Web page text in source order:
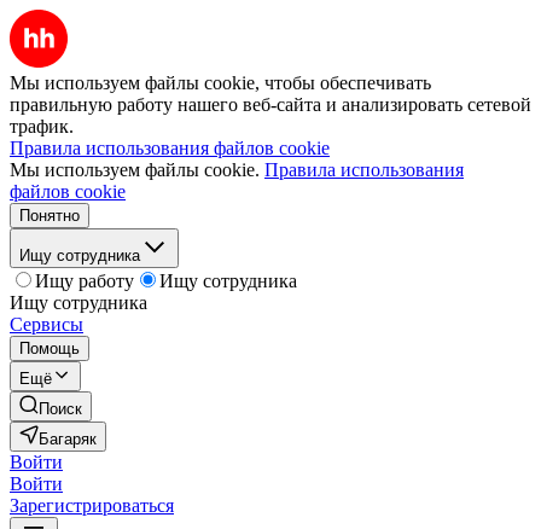
Мы используем файлы cookie, чтобы обеспечивать
правильную работу нашего веб-сайта и анализировать сетевой
трафик.
Правила использования файлов cookie
Мы используем файлы cookie. Правила использования
файлов cookie
Понятно
Ищу сотрудника
Ищу работу
Ищу сотрудника
Ищу сотрудника
Сервисы
Помощь
Ещё
Поиск
Багаряк
Войти
Войти
Зарегистрироваться